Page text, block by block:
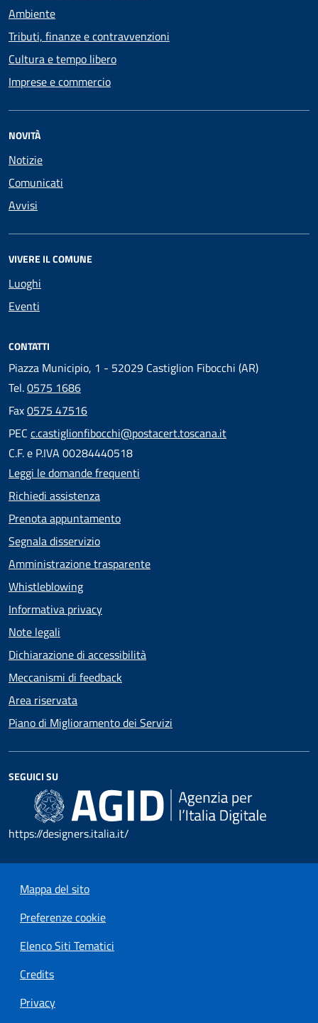
Ambiente
Tributi, finanze e contravvenzioni
Cultura e tempo libero
Imprese e commercio
NOVITÀ
Notizie
Comunicati
Avvisi
VIVERE IL COMUNE
Luoghi
Eventi
CONTATTI
Piazza Municipio, 1 - 52029 Castiglion Fibocchi (AR)
Tel.0575 1686
Fax0575 47516
PEC c.castiglionfibocchi@postacert.toscana.it
C.F. e P.IVA 00284440518
Leggi le domande frequenti
Richiedi assistenza
Prenota appuntamento
Segnala disservizio
Amministrazione trasparente
Whistleblowing
Informativa privacy
Note legali
Dichiarazione di accessibilità
Meccanismi di feedback
Area riservata
Piano di Miglioramento dei Servizi
SEGUICI SU
https://designers.italia.it/
Mappa del sito
Preferenze cookie
Elenco Siti Tematici
Credits
Privacy